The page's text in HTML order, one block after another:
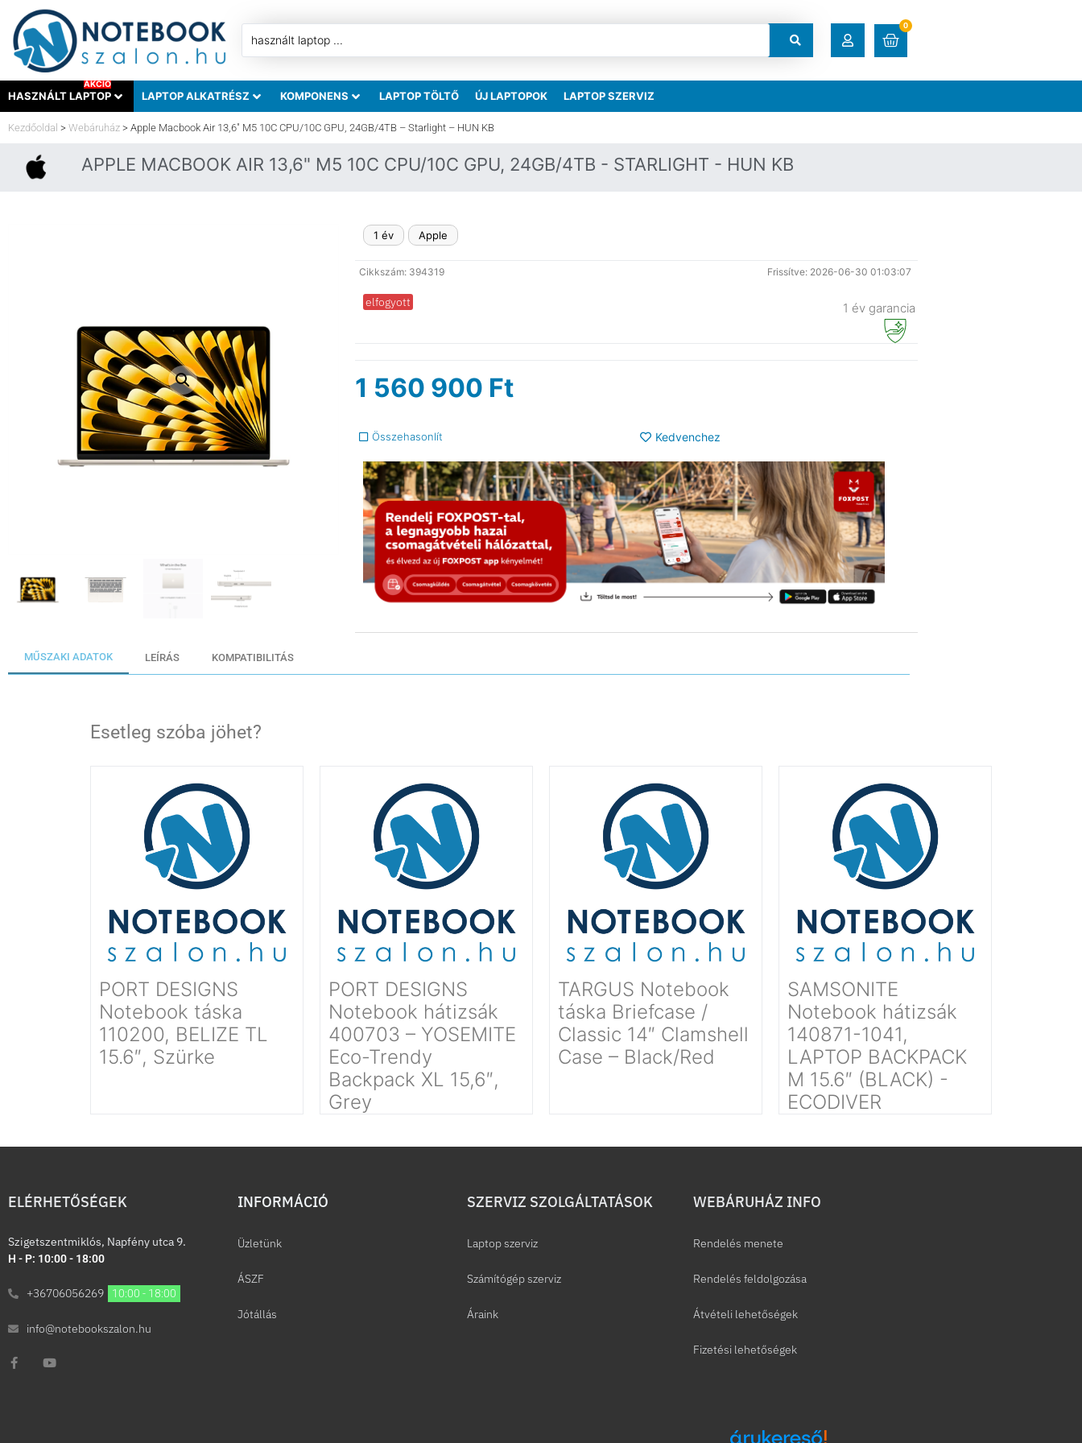
ELFELEJTETT JELSZÓ
0
HASZNÁLT LAPTOP
AKCIÓ
LAPTOP ALKATRÉSZ KOMPONENS LAPTOP TÖLTŐ ÚJ LAPTOPOK LAPTOP SZERVIZ
Kezdőoldal > Webáruház > Apple Macbook Air 13,6″ M5 10C CPU/10C GPU, 24GB/4TB – Starlight – HUN KB
APPLE MACBOOK AIR 13,6" M5 10C CPU/10C GPU, 24GB/4TB - STARLIGHT - HUN KB
1 év Apple
Cikkszám: 394319 Frissítve: 2026-06-30 01:03:07
elfogyott 1 év garancia
1 560 900 Ft
Összehasonlít Kedvenchez
MŰSZAKI ADATOK LEÍRÁS KOMPATIBILITÁS
Esetleg szóba jöhet?
PORT DESIGNS
Notebook táska
110200, BELIZE TL
15.6″, Szürke
PORT DESIGNS
Notebook hátizsák
400703 – YOSEMITE
Eco-Trendy
Backpack XL 15,6″,
Grey
TARGUS Notebook
táska Briefcase /
Classic 14″ Clamshell
Case – Black/Red
SAMSONITE
Notebook hátizsák
140871-1041,
LAPTOP BACKPACK
M 15.6″ (BLACK) -
ECODIVER
ELÉRHETŐSÉGEK
Szigetszentmiklós, Napfény utca 9.
H - P: 10:00 - 18:00
+36706056269 10:00 - 18:00
info@notebookszalon.hu
INFORMÁCIÓ​
Üzletünk
ÁSZF
Jótállás
SZERVIZ SZOLGÁLTATÁSOK
Laptop szerviz
Számítógép szerviz
Áraink
WEBÁRUHÁZ INFO
Rendelés menete
Rendelés feldolgozása
Átvételi lehetőségek
Fizetési lehetőségek